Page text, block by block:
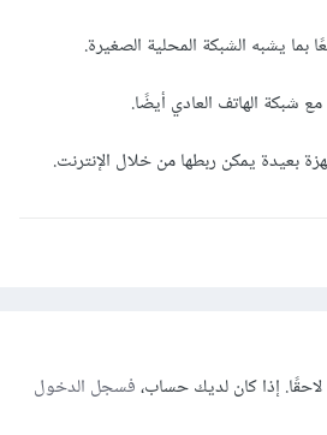
يشبه الشبكة المحلية الصغيرة.
شبكة الهاتف العادي أيضًا.
بعيدة يمكن ربطها من خلال الإنترنت.
إذا كان لديك حساب،فسجل الدخول